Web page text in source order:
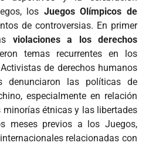
los Juegos Olímpicos de
de controversias. En primer
violaciones a los derechos
temas recurrentes en los
de derechos humanos
denunciaron las políticas de
especialmente en relación
étnicas y las libertades
meses previos a los Juegos,
relacionadas con